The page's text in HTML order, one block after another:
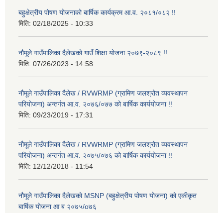
बहुक्षेत्रीय पोषण योजनाको बार्षिक कार्यक्रम आ.व. २०८१/०८२ !!
मिति: 02/18/2025 - 10:33
नौमूले गाउँपालिका दैलेखको गाउँ शिक्षा योजना २०७९-२०८९ !!
मिति: 07/26/2023 - 14:58
नौमूले गाउँपालिका दैलेख / RVWRMP (ग्रामिण जलश्रोत व्यवस्थापन
परियोजना) अन्तर्गत आ.व. २०७६/०७७ को बार्षिक कार्ययोजना !!
मिति: 09/23/2019 - 17:31
नौमूले गाउँपालिका दैलेख / RVWRMP (ग्रामिण जलश्रोत व्यवस्थापन
परियोजना) अन्तर्गत आ.व. २०७५/०७६ को बार्षिक कार्ययोजना !!
मिति: 12/12/2018 - 11:54
नौमूले गाउँपालिका दैलेखको MSNP (बहुक्षेत्रीय पोषण योजना) को एकीकृत
बार्षिक योजना आ ब २०७५/o७६